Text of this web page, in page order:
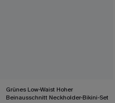
Grünes Low-Waist Hoher
Beinausschnitt Neckholder-Bikini-Set